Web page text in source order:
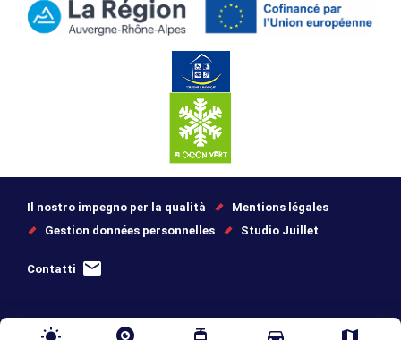
Il nostro impegno per la qualità
Mentions légales
Gestion données personnelles
Studio Juillet
Contatti